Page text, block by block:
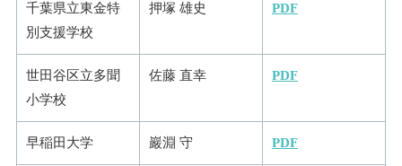
千葉県立東金特
別支援学校
押塚 雄史 PDF
世田谷区立多聞
小学校
佐藤 直幸 PDF
早稲田大学 巖淵 守 PDF